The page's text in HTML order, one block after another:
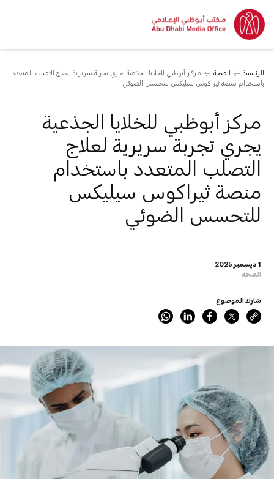
الرئيسية الصحة
مركز أبوظبي للخلايا الجذعية يجري تجربة سريرية لعلاج التصلب المتعدد
باستخدام منصة ثيراكوس سيليكس للتحسس الضوئي
الصحة
مركز أبوظبي للخلايا الجذعية
يجري تجربة سريرية لعلاج
التصلب المتعدد باستخدام
منصة ثيراكوس سيليكس
للتحسس الضوئي
شارك الموضوع